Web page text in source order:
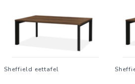
Sheffield eettafel